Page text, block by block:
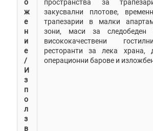
о
ж
е
н
и
е
/
И
з
п
о
л
з
в
пространства за
закусвални плотове,
трапезарии в малки
зони, маси за следобеден
висококачествени
ресторанти за лека храна,
операционни барове и